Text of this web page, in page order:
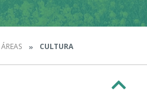
ÁREAS CULTURA